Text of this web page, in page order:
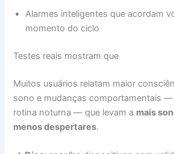
Alarmes inteligentes que acordam
momento do ciclo
Testes reais mostram que
Muitos usuários relatam maior
sono e mudanças comportamentais
rotina noturna — que levam a mais
menos despertares.